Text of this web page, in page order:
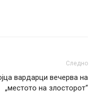
Следно
вардарци вечерва на
„местото на злосторот“